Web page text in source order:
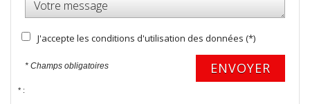
J'accepte les conditions d'utilisation des données (*)
* Champs obligatoires ENVOYER
* :